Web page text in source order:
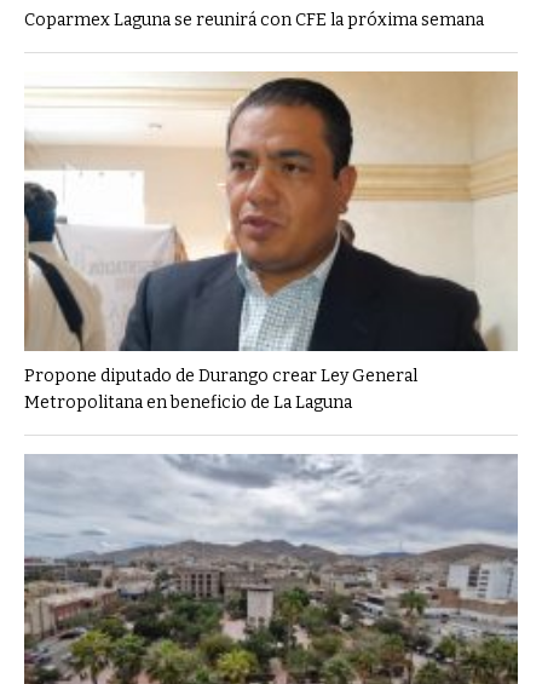
Coparmex Laguna se reunirá con CFE la próxima semana
Propone diputado de Durango crear Ley General
Metropolitana en beneficio de La Laguna